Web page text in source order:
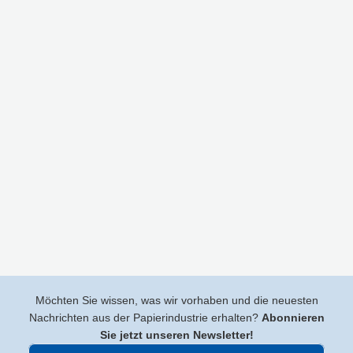
Möchten Sie wissen, was wir vorhaben und die neuesten
Nachrichten aus der Papierindustrie erhalten? Abonnieren
Sie jetzt unseren Newsletter!